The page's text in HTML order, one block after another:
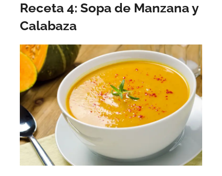
Receta 4: Sopa de Manzana y
Calabaza